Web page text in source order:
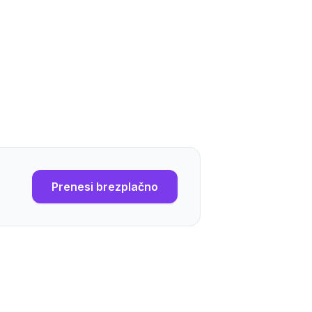
Prenesi brezplačno